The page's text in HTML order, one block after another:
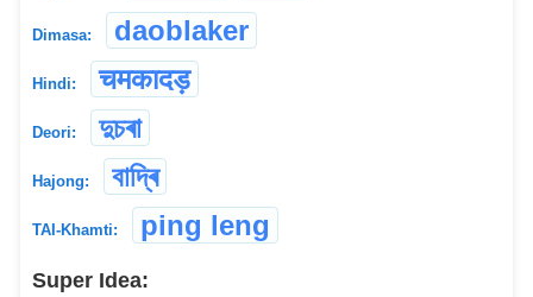
Dimasa: daoblaker
Hindi: चमकादड़
Deori: দুচৰা
Hajong: বাদ্ৰি
TAI-Khamti: ping leng
Super Idea: